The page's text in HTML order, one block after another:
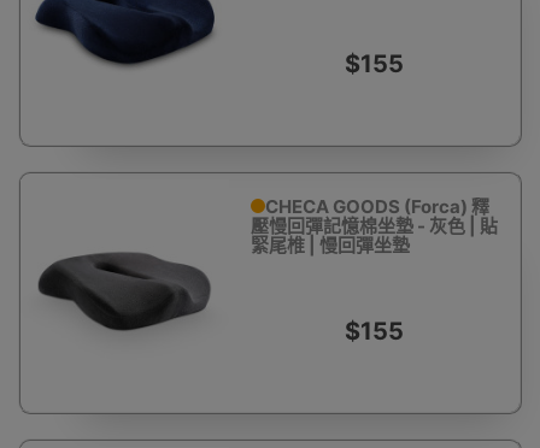
$155
CHECA GOODS (Forca) 釋
壓慢回彈記憶棉坐墊 - 灰色 | 貼
緊尾椎 | 慢回彈坐墊
$155